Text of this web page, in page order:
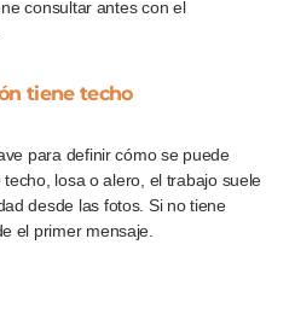
consultar antes con el
tiene techo
para definir cómo se puede
losa o alero, el trabajo suele
desde las fotos. Si no tiene
el primer mensaje.